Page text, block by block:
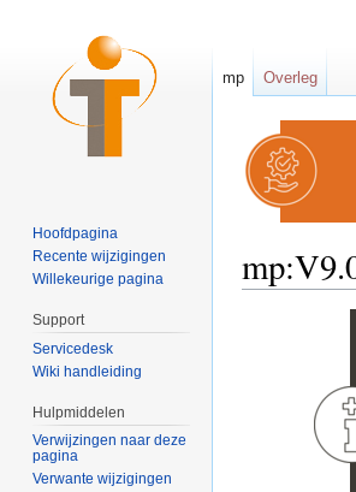
mp Overleg
Hoofdpagina
Recente wijzigingen
Willekeurige pagina
Support
Servicedesk
Wiki handleiding
Hulpmiddelen
Verwijzingen naar deze
pagina
Verwante wijzigingen